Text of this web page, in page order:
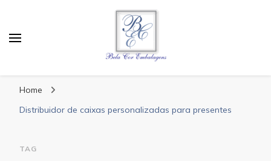
Home
Distribuidor de caixas personalizadas para presentes
TAG